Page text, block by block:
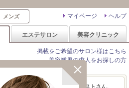
ヘルプ
マイページ
メンズ
エステサロン 美容クリニック
掲載をご希望のサロン様はこちら
美容業界の求人をお探しの方
エリア変更
ようこそ、ゲストさん。